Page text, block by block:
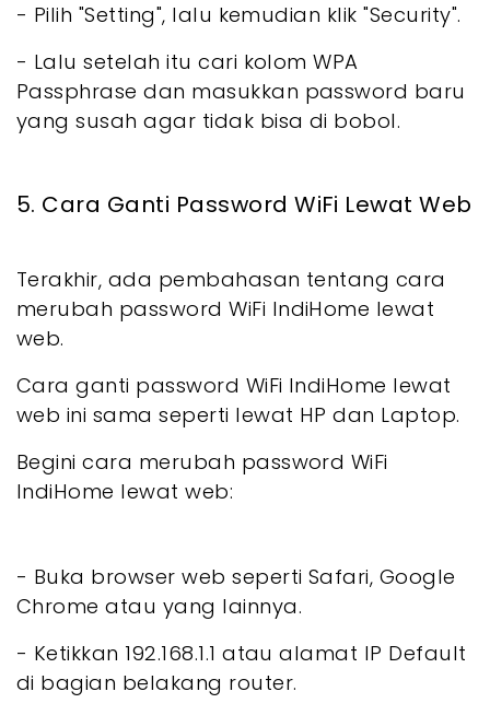
- Pilih "Setting", lalu kemudian klik "Security".
- Lalu setelah itu cari kolom WPA
Passphrase dan masukkan password baru
yang susah agar tidak bisa di bobol.
5. Cara Ganti Password WiFi Lewat Web
Terakhir, ada pembahasan tentang cara
merubah password WiFi IndiHome lewat
web.
Cara ganti password WiFi IndiHome lewat
web ini sama seperti lewat HP dan Laptop.
Begini cara merubah password WiFi
IndiHome lewat web:
- Buka browser web seperti Safari, Google
Chrome atau yang lainnya.
- Ketikkan 192.168.1.1 atau alamat IP Default
di bagian belakang router.